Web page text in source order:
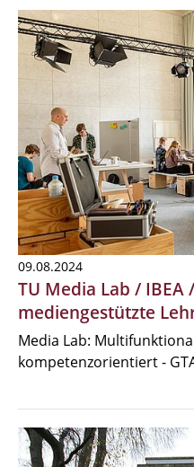
09.08.2024
TU Media Lab / IBEA
mediengestützte
Media Lab:
kompetenzorientiert -